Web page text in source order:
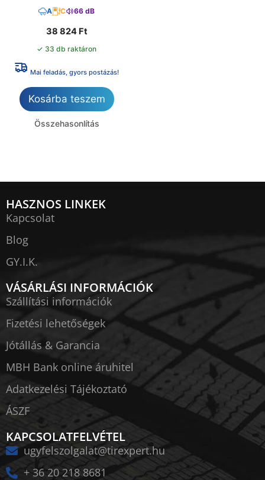
A C 66 dB
38 824 Ft
✓ 33 db raktáron
Mai feladás, gyors postázás!
Kosárba teszem
Összehasonlítás
HASZNOS LINKEK
Kapcsolat
Blog
GY.I.K.
VÁSÁRLÁSI INFORMÁCIÓK
Szállítási információk
Fizetési lehetőségek
Jótállás & Garancia
MBH Bank online áruhitel
Adatkezelési Tájékoztató
ÁSZF
KAPCSOLATFELVÉTEL
ugyfelszolgalat@tirexpert.hu
+ 36 20 218 8681